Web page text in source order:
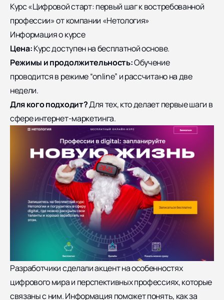
Курс «Цифровой старт: первый шаг к востребованной
профессии» от компании «Нетология»
Информация о курсе
Цена:Курс доступен на бесплатной основе.
Режимы и продолжительность:Обучение
проводится в режиме “online” и рассчитано на две
недели.
Для кого подходит?Для тех, кто делает первые шаги в
сфере интернет-маркетинга.
Разработчики сделали акцент на особенностях
цифрового мира и перспективных профессиях, которые
связаны с ним. Информация поможет понять, как за